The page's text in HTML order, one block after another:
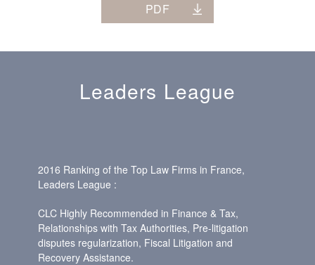
PDF
Leaders League
2016 Ranking of the Top Law Firms in France,
Leaders League :
CLC Highly Recommended in Finance & Tax,
Relationships with Tax Authorities, Pre-litigation
disputes regularization, Fiscal Litigation and
Recovery Assistance.